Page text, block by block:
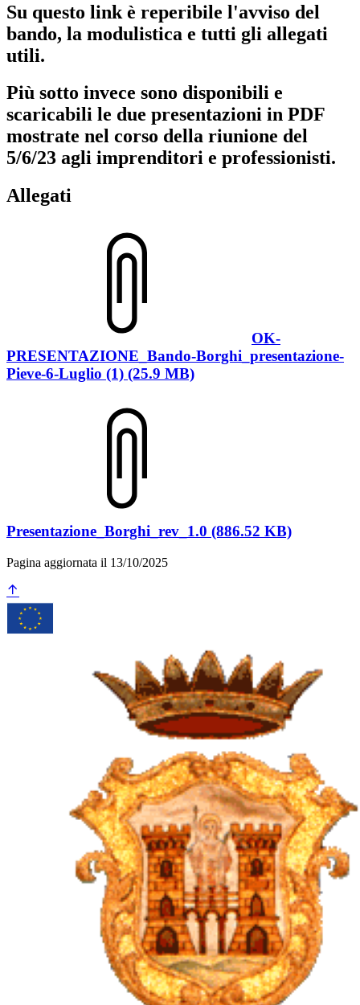
Su questo link è reperibile l'avviso del
bando, la modulistica e tutti gli allegati
utili.
Più sotto invece sono disponibili e
scaricabili le due presentazioni in PDF
mostrate nel corso della riunione del
5/6/23 agli imprenditori e professionisti.
Allegati
OK-
PRESENTAZIONE_Bando-Borghi_presentazione-
Pieve-6-Luglio (1) (25.9 MB)
Presentazione_Borghi_rev_1.0 (886.52 KB)
Pagina aggiornata il 13/10/2025